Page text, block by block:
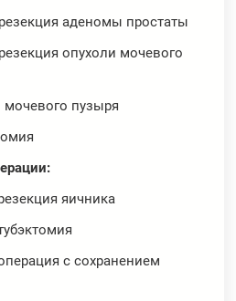
аденомы простаты
опухоли мочевого
пузыря
яичника
с сохранением